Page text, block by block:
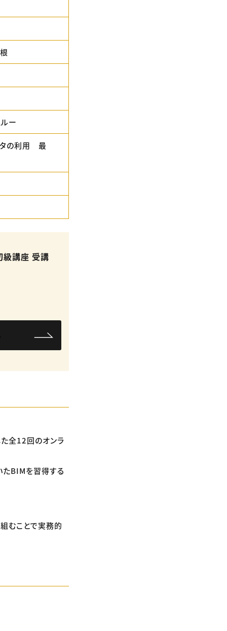
ー
の利用 最
講座 受講
た全12回のオンラ
たBIMを習得する
むことで実務的